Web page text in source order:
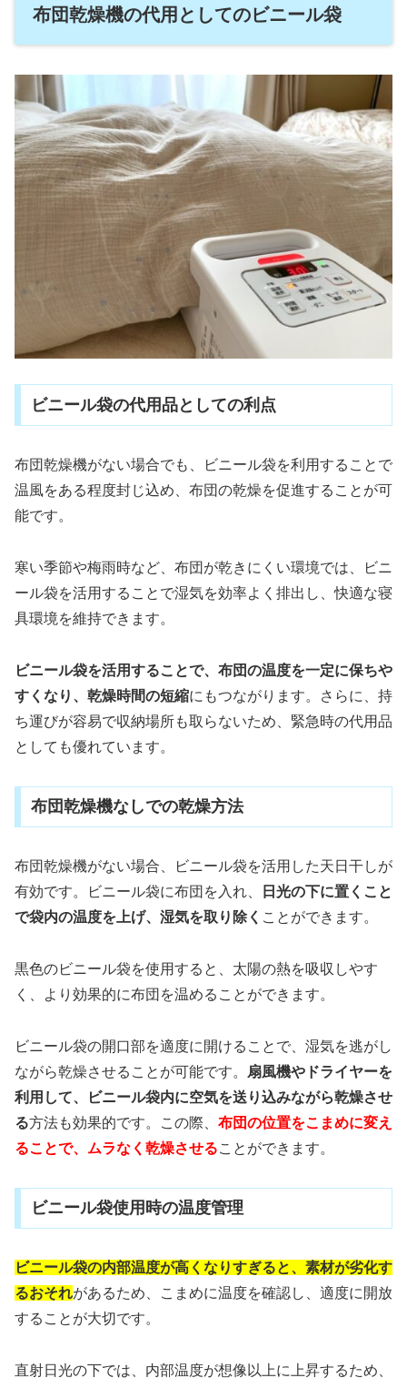
布団乾燥機の代用としてのビニール袋
ビニール袋の代用品としての利点
布団乾燥機がない場合でも、ビニール袋を利用することで
温風をある程度封じ込め、布団の乾燥を促進することが可
能です。
寒い季節や梅雨時など、布団が乾きにくい環境では、ビニ
ール袋を活用することで湿気を効率よく排出し、快適な寝
具環境を維持できます。
ビニール袋を活用することで、布団の温度を一定に保ちや
すくなり、乾燥時間の短縮にもつながります。さらに、持
ち運びが容易で収納場所も取らないため、緊急時の代用品
としても優れています。
布団乾燥機なしでの乾燥方法
布団乾燥機がない場合、ビニール袋を活用した天日干しが
有効です。ビニール袋に布団を入れ、
日光の下に置くこと
で袋内の温度を上げ、湿気を取り除く ことができます。
黒色のビニール袋を使用すると、太陽の熱を吸収しやす
く、より効果的に布団を温めることができます。
ビニール袋の開口部を適度に開けることで、湿気を逃がし
ながら乾燥させることが可能です。 扇風機やドライヤーを
利用して、ビニール袋内に空気を送り込みながら乾燥させ
る方法も効果的です。この際、 布団の位置をこまめに変え
ることで、ムラなく乾燥させることができます。
ビニール袋使用時の温度管理
ビニール袋の内部温度が高くなりすぎると、素材が劣化す
るおそれがあるため、こまめに温度を確認し、適度に開放
することが大切です。
直射日光の下では、内部温度が想像以上に上昇するため、